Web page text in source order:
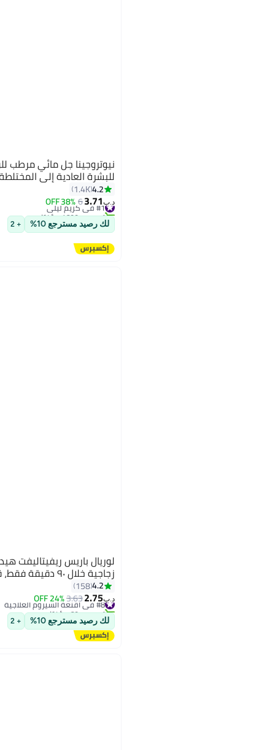
نيوتروجينا جل مائي مرطب
للبشرة العادية إلى
4.2
1.4K
د.ب‏3.71
6
38% OFF #1 في كريم ليلي
تم بيع +1600 مؤخرًا
#1 في كريم ليلي
لك رصيد مسترجع 10% + 2
لوريال باريس ريفيتاليفت
زجاجية خلال ٩٠ دقيقة فقط، قطعة واحدة/ ٤ قطع
4.2
158
د.ب‏2.75
3.63
24% OFF #8 في أقنعة السيروم العلاجية
تم بيع +60 مؤخرًا
#8 في أقنعة السيروم العلاجية
لك رصيد مسترجع 10% + 2